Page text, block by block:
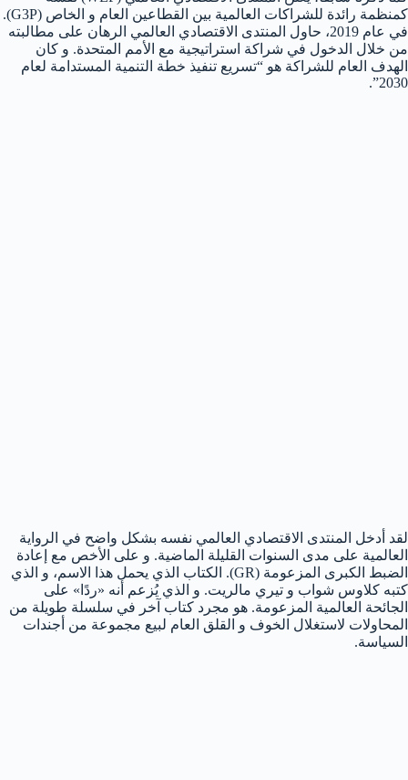
bo
ok
tte
r
ail
re
كمنظمة رائدة للشراكات العالمية بين القطاعين العام و الخاص (G3P).
في عام 2019، حاول المنتدى الاقتصادي العالمي الرهان على مطالبته
من خلال الدخول في شراكة استراتيجية مع الأمم المتحدة. و كان
الهدف العام للشراكة هو “تسريع تنفيذ خطة التنمية المستدامة لعام
2030”.
لقد أدخل المنتدى الاقتصادي العالمي نفسه بشكل واضح في الرواية
العالمية على مدى السنوات القليلة الماضية. و على الأخص مع إعادة
الضبط الكبرى المزعومة (GR). الكتاب الذي يحمل هذا الاسم، و الذي
كتبه كلاوس شواب و تيري مالريت. و الذي يُزعم أنه «ردًا» على
الجائحة العالمية المزعومة. هو مجرد كتاب آخر في سلسلة طويلة من
المحاولات لاستغلال الخوف و القلق العام لبيع مجموعة من أجندات
السياسة.